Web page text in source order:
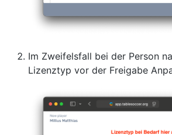
Im Zweifelsfall bei der Person
Lizenztyp vor der Freigabe